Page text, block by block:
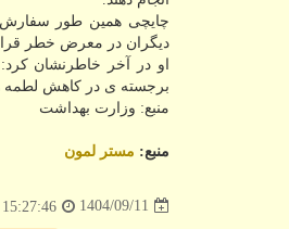
چایچی همین طور سفارش
دیگران در معرض خطر قرار
او در آخر خاطرنشان
برجسته ی در کاهش لطمه
منبع: وزارت بهداشت
منبع: مستر لمون
1404/09/11
15:27:46